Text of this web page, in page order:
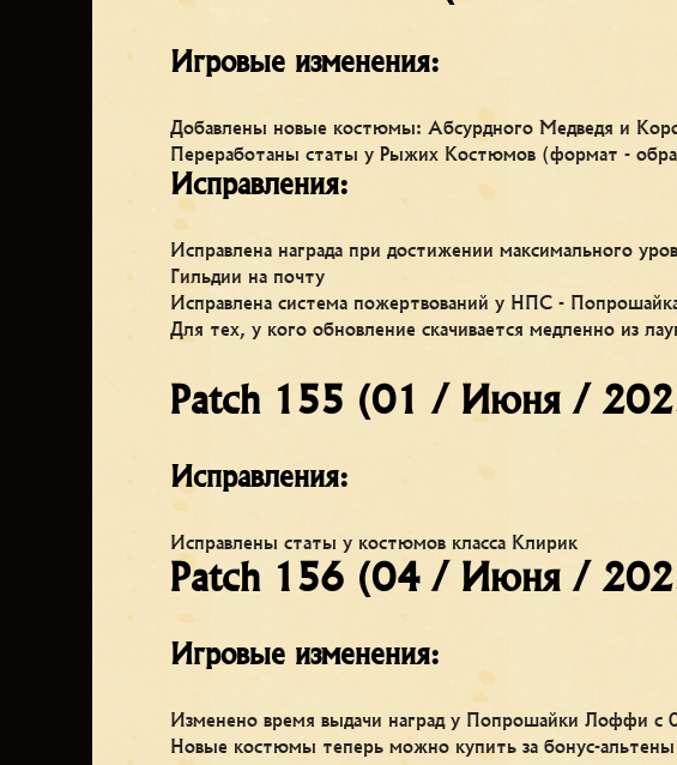
Игровые изменения:
Добавлены новые костюмы: Абсурдного Медведя и
Переработаны статы у Рыжих Костюмов (формат -
Исправления:
Исправлена награда при достижении максимального
Гильдии на почту
Исправлена система пожертвований у НПС -
Для тех, у кого обновление скачивается медленно из
Patch 155 (01 / Июня /
Исправления:
Исправлены статы у костюмов класса Клирик
Patch 156 (04 / Июня /
Игровые изменения:
Изменено время выдачи наград у Попрошайки Лоффи
Новые костюмы теперь можно купить за бонус-альтены